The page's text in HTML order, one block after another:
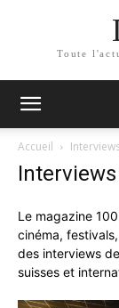
Toute
Accueil
Interviews
Le magazine
cinéma,
des interviews
suisses et